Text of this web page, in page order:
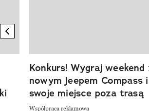
previous element
Konkurs! Wygraj weekend
nowym Jeepem Compass
swoje miejsce poza trasą
Współpraca reklamowa